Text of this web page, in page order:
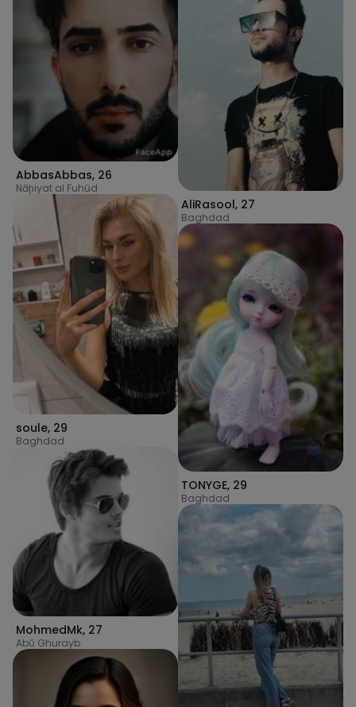
AbbasAbbas, 26
Nāḩiyat al Fuhūd
soule, 29
Baghdad
MohmedMk, 27
Abū Ghurayb
AliRasool, 27
Baghdad
TONYGE, 29
Baghdad